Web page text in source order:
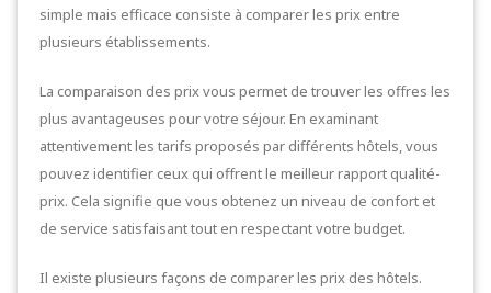
simple mais efficace consiste à comparer les prix entre
plusieurs établissements.
La comparaison des prix vous permet de trouver les offres les
plus avantageuses pour votre séjour. En examinant
attentivement les tarifs proposés par différents hôtels, vous
pouvez identifier ceux qui offrent le meilleur rapport qualité-
prix. Cela signifie que vous obtenez un niveau de confort et
de service satisfaisant tout en respectant votre budget.
Il existe plusieurs façons de comparer les prix des hôtels.